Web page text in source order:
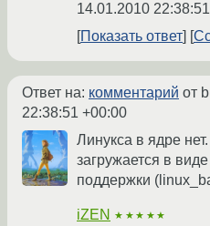
14.01.2010
Показать ответ
Ответ на: комментарий от
22:38:51 +00:00
Линукса в ядре
загружается в
поддержки
iZEN ★★★★★